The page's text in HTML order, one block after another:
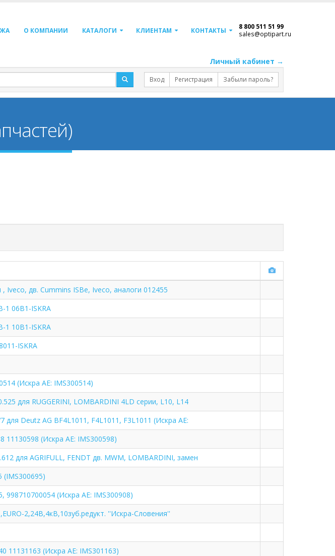
О КОМПАНИИ КАТАЛОГИ КЛИЕНТАМ КОНТАКТЫ 8 800 511 51 99
sales@optipart.ru
Личный кабинет →
Вход Регистрация Забыли пароль?
Iveco, дв. Cummins ISBe, Iveco, аналоги 012455
1 06B1-ISKRA
1 10B1-ISKRA
ISKRA
(Искра АЕ: IMS300514)
для RUGGERINI, LOMBARDINI 4LD серии, L10, L14
для Deutz AG BF4L1011, F4L1011, F3L1011 (Искра АЕ:
11130598 (Искра АЕ: IMS300598)
для AGRIFULL, FENDT дв. MWM, LOMBARDINI, замен
(IMS300695)
998710700054 (Искра АЕ: IMS300908)
2,24В,4кВ,10зуб.редукт. ''Искра-Словения''
11131163 (Искра АЕ: IMS301163)